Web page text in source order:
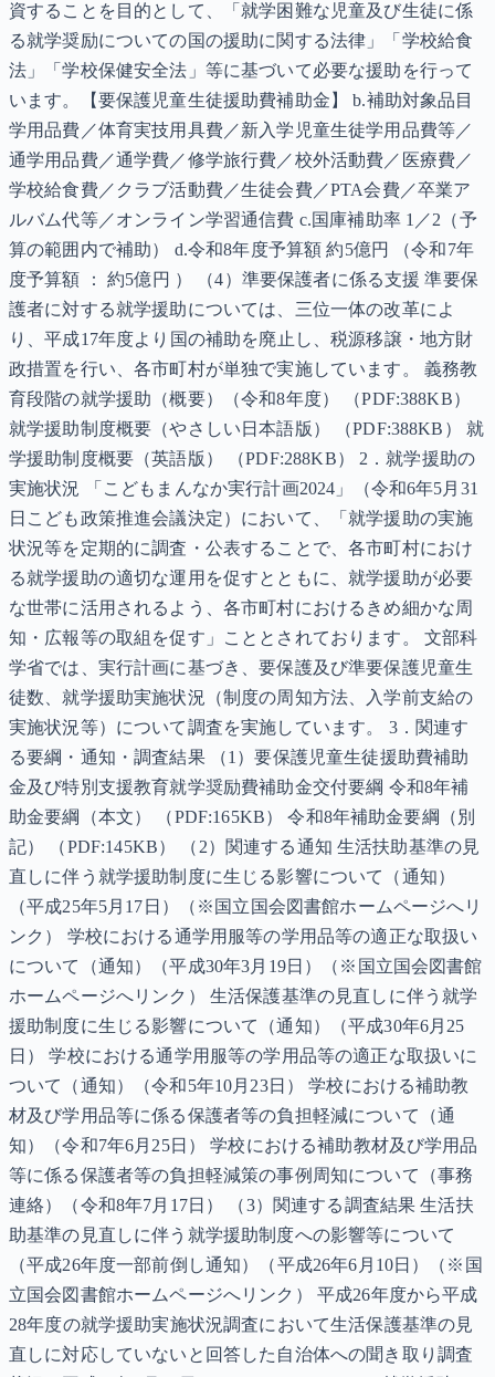
資することを目的として、「就学困難な児童及び生徒に係
る就学奨励についての国の援助に関する法律」「学校給食
法」「学校保健安全法」等に基づいて必要な援助を行って
います。【要保護児童生徒援助費補助金】 b.補助対象品目
学用品費／体育実技用具費／新入学児童生徒学用品費等／
通学用品費／通学費／修学旅行費／校外活動費／医療費／
学校給食費／クラブ活動費／生徒会費／PTA会費／卒業ア
ルバム代等／オンライン学習通信費 c.国庫補助率 1／2（予
算の範囲内で補助） d.令和8年度予算額 約5億円 （令和7年
度予算額 ： 約5億円 ） （4）準要保護者に係る支援 準要保
護者に対する就学援助については、三位一体の改革によ
り、平成17年度より国の補助を廃止し、税源移譲・地方財
政措置を行い、各市町村が単独で実施しています。 義務教
育段階の就学援助（概要）（令和8年度） （PDF:388KB）
就学援助制度概要（やさしい日本語版） （PDF:388KB） 就
学援助制度概要（英語版） （PDF:288KB） 2．就学援助の
実施状況 「こどもまんなか実行計画2024」（令和6年5月31
日こども政策推進会議決定）において、「就学援助の実施
状況等を定期的に調査・公表することで、各市町村におけ
る就学援助の適切な運用を促すとともに、就学援助が必要
な世帯に活用されるよう、各市町村におけるきめ細かな周
知・広報等の取組を促す」こととされております。 文部科
学省では、実行計画に基づき、要保護及び準要保護児童生
徒数、就学援助実施状況（制度の周知方法、入学前支給の
実施状況等）について調査を実施しています。 3．関連す
る要綱・通知・調査結果 （1）要保護児童生徒援助費補助
金及び特別支援教育就学奨励費補助金交付要綱 令和8年補
助金要綱（本文） （PDF:165KB） 令和8年補助金要綱（別
記） （PDF:145KB） （2）関連する通知 生活扶助基準の見
直しに伴う就学援助制度に生じる影響について（通知）
（平成25年5月17日）（※国立国会図書館ホームページへリ
ンク） 学校における通学用服等の学用品等の適正な取扱い
について（通知）（平成30年3月19日）（※国立国会図書館
ホームページへリンク） 生活保護基準の見直しに伴う就学
援助制度に生じる影響について（通知）（平成30年6月25
日） 学校における通学用服等の学用品等の適正な取扱いに
ついて（通知）（令和5年10月23日） 学校における補助教
材及び学用品等に係る保護者等の負担軽減について（通
知）（令和7年6月25日） 学校における補助教材及び学用品
等に係る保護者等の負担軽減策の事例周知について（事務
連絡）（令和8年7月17日） （3）関連する調査結果 生活扶
助基準の見直しに伴う就学援助制度への影響等について
（平成26年度一部前倒し通知）（平成26年6月10日）（※国
立国会図書館ホームページへリンク） 平成26年度から平成
28年度の就学援助実施状況調査において生活保護基準の見
直しに対応していないと回答した自治体への聞き取り調査